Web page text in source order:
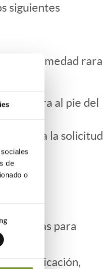
de
o
siguientes
enfermedad rara
al pie del
a la solicitud
orugas para
comunicación,